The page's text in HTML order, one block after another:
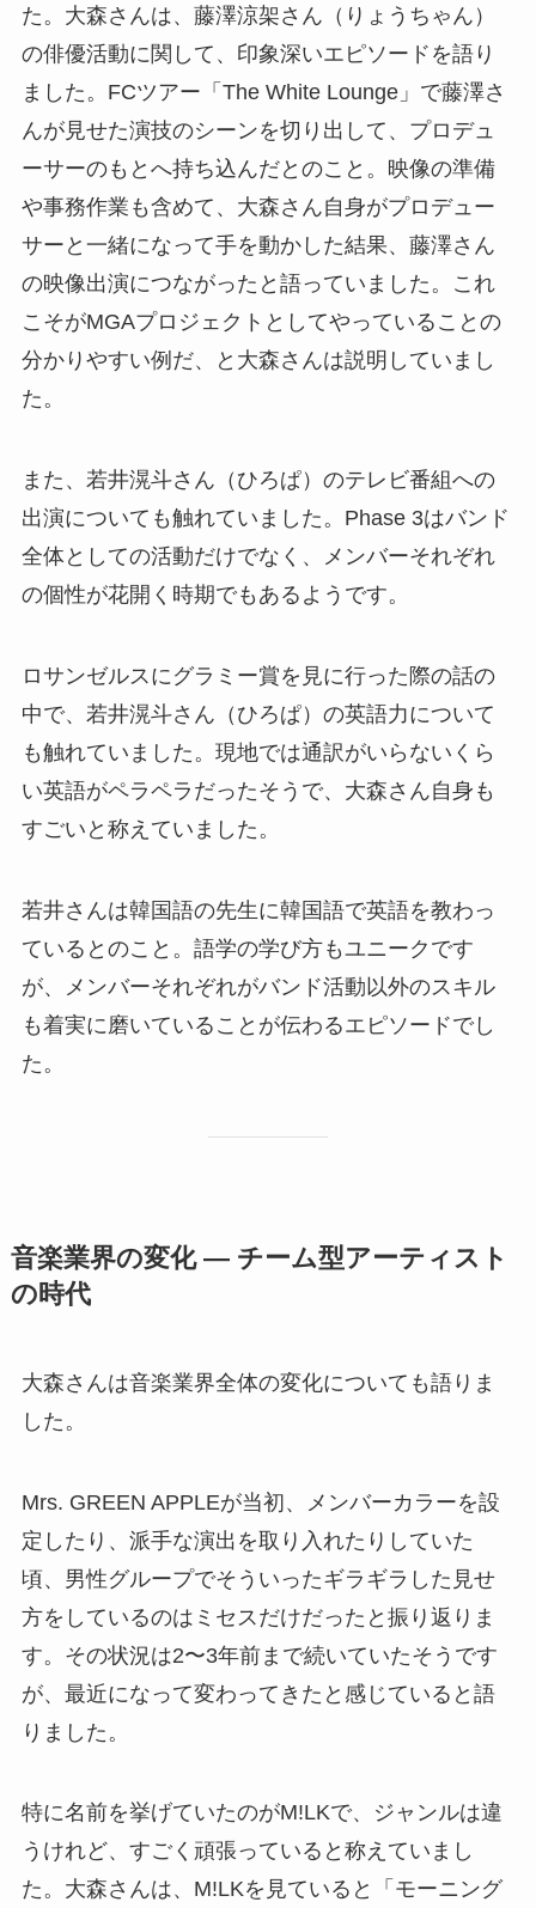
た。大森さんは、藤澤涼架さん（りょうちゃん）
の俳優活動に関して、印象深いエピソードを語り
ました。FCツアー「The White Lounge」で藤澤さ
んが見せた演技のシーンを切り出して、プロデュ
ーサーのもとへ持ち込んだとのこと。映像の準備
や事務作業も含めて、大森さん自身がプロデュー
サーと一緒になって手を動かした結果、藤澤さん
の映像出演につながったと語っていました。これ
こそがMGAプロジェクトとしてやっていることの
分かりやすい例だ、と大森さんは説明していまし
た。
また、若井滉斗さん（ひろぱ）のテレビ番組への
出演についても触れていました。Phase 3はバンド
全体としての活動だけでなく、メンバーそれぞれ
の個性が花開く時期でもあるようです。
ロサンゼルスにグラミー賞を見に行った際の話の
中で、若井滉斗さん（ひろぱ）の英語力について
も触れていました。現地では通訳がいらないくら
い英語がペラペラだったそうで、大森さん自身も
すごいと称えていました。
若井さんは韓国語の先生に韓国語で英語を教わっ
ているとのこと。語学の学び方もユニークです
が、メンバーそれぞれがバンド活動以外のスキル
も着実に磨いていることが伝わるエピソードでし
た。
音楽業界の変化 — チーム型アーティスト
の時代
大森さんは音楽業界全体の変化についても語りま
した。
Mrs. GREEN APPLEが当初、メンバーカラーを設
定したり、派手な演出を取り入れたりしていた
頃、男性グループでそういったギラギラした見せ
方をしているのはミセスだけだったと振り返りま
す。その状況は2〜3年前まで続いていたそうです
が、最近になって変わってきたと感じていると語
りました。
特に名前を挙げていたのがM!LKで、ジャンルは違
うけれど、すごく頑張っていると称えていまし
た。大森さんは、M!LKを見ていると「モーニング